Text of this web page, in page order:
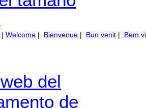
| Welcome | Bienvenue | Bun venit | Bem